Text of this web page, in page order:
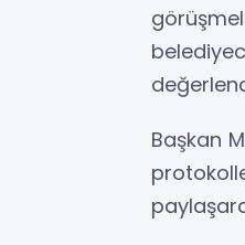
Başkan